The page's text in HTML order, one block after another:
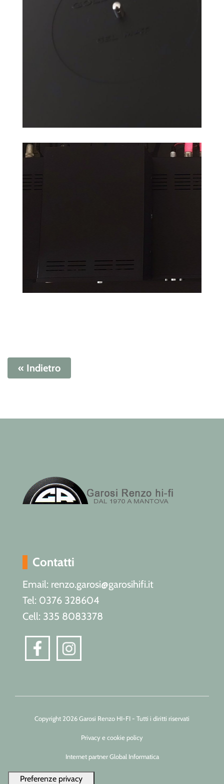
« Indietro
Contatti
Email: renzo.garosi@garosihifi.it
Tel: 0376 328604
Cell: 335 8083378
Copyright 2026 Garosi Renzo HI-FI - Tutti i diritti riservati
Privacy e cookie policy
Internet partner Global Informatica